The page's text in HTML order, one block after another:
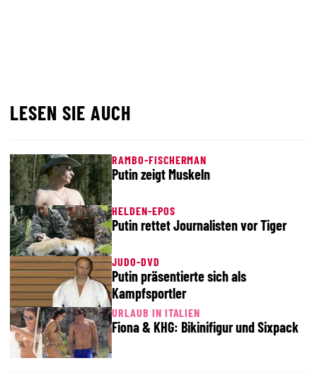
LESEN SIE AUCH
RAMBO-FISCHERMAN
Putin zeigt Muskeln
HELDEN-EPOS
Putin rettet Journalisten vor Tiger
JUDO-DVD
Putin präsentierte sich als
Kampfsportler
URLAUB IN ITALIEN
Fiona & KHG: Bikinifigur und Sixpack